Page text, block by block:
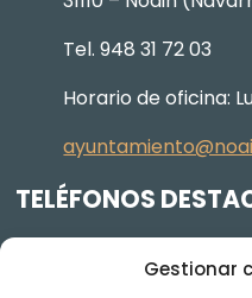
Gestionar
Tel. 948 31 72 03
Horario de oficina:
TELÉFONOS